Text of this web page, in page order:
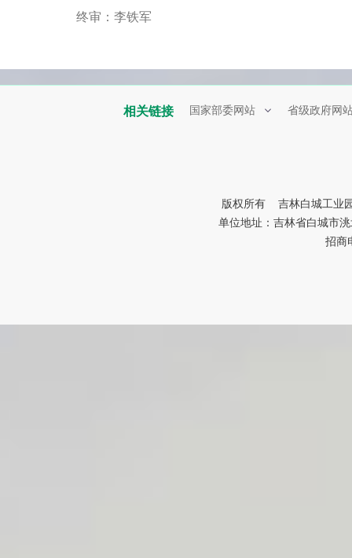
终审：李铁军
相关链接 国家部委网站 省级政府网
版权所有 吉林白城工业
单位地址：吉林省白城市
招商